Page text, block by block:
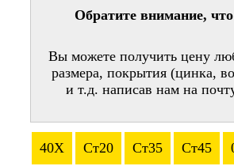
Обратите внимание,
Вы можете получить цену
размера, покрытия (цинка,
и т.д. написав нам на
40Х Ст20 Ст35 Ст45